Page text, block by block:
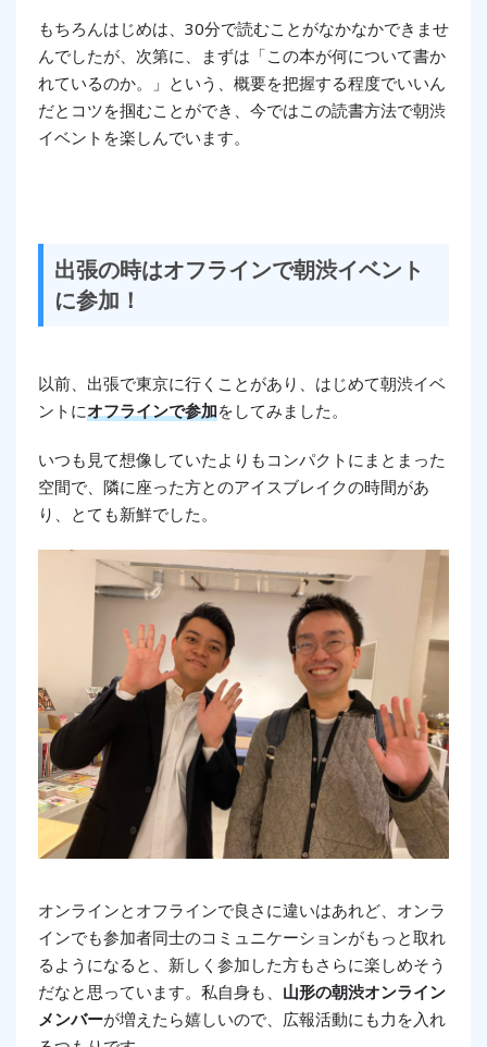
もちろんはじめは、30分で読むことがなかなかできませ
んでしたが、次第に、まずは「この本が何について書か
れているのか。」という、概要を把握する程度でいいん
だとコツを掴むことができ、今ではこの読書方法で朝渋
イベントを楽しんでいます。
出張の時はオフラインで朝渋イベント
に参加！
以前、出張で東京に行くことがあり、はじめて朝渋イベ
ントにオフラインで参加をしてみました。
いつも見て想像していたよりもコンパクトにまとまった
空間で、隣に座った方とのアイスブレイクの時間があ
り、とても新鮮でした。
オンラインとオフラインで良さに違いはあれど、オンラ
インでも参加者同士のコミュニケーションがもっと取れ
るようになると、新しく参加した方もさらに楽しめそう
だなと思っています。私自身も、 山形の朝渋オンライン
メンバーが増えたら嬉しいので、広報活動にも力を入れ